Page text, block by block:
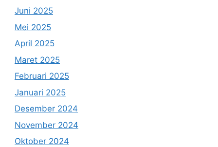
Juni 2025
Mei 2025
April 2025
Maret 2025
Februari 2025
Januari 2025
Desember 2024
November 2024
Oktober 2024